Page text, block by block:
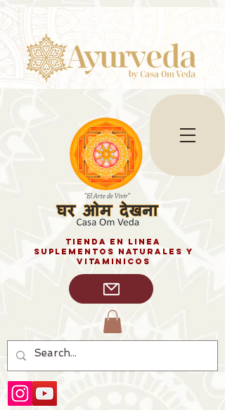
tienda en linea
SUPLEMENTOS NATURALES y
vitaminicos